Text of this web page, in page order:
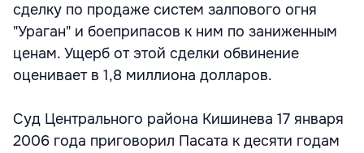
сделку по продаже систем залпового огня
"Ураган" и боеприпасов к ним по заниженным
ценам. Ущерб от этой сделки обвинение
оценивает в 1,8 миллиона долларов.
Суд Центрального района Кишинева 17 января
2006 года приговорил Пасата к десяти годам